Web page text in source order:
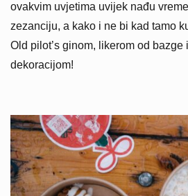
ovakvim uvjetima uvijek nađu
zezanciju, a kako i ne bi kad tamo
Old pilot’s ginom, likerom od bazge
dekoracijom!